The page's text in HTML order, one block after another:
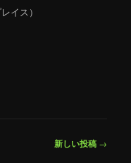
イス）
新しい投稿 →